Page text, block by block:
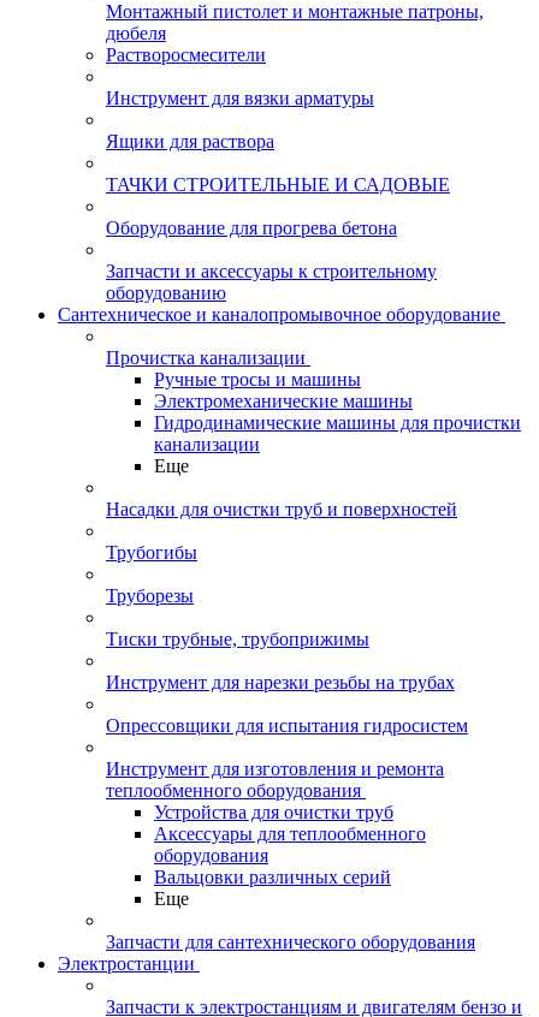
Монтажный пистолет и монтажные патроны,
дюбеля
Растворосмесители
Инструмент для вязки арматуры
Ящики для раствора
ТАЧКИ СТРОИТЕЛЬНЫЕ И САДОВЫЕ
Оборудование для прогрева бетона
Запчасти и аксессуары к строительному
оборудованию
Сантехническое и каналопромывочное оборудование
Прочистка канализации
Ручные тросы и машины
Электромеханические машины
Гидродинамические машины для прочистки
канализации
Еще
Насадки для очистки труб и поверхностей
Трубогибы
Труборезы
Тиски трубные, трубоприжимы
Инструмент для нарезки резьбы на трубах
Опрессовщики для испытания гидросистем
Инструмент для изготовления и ремонта
теплообменного оборудования
Устройства для очистки труб
Аксессуары для теплообменного
оборудования
Вальцовки различных серий
Еще
Запчасти для сантехнического оборудования
Электростанции
Запчасти к электростанциям и двигателям бензо и